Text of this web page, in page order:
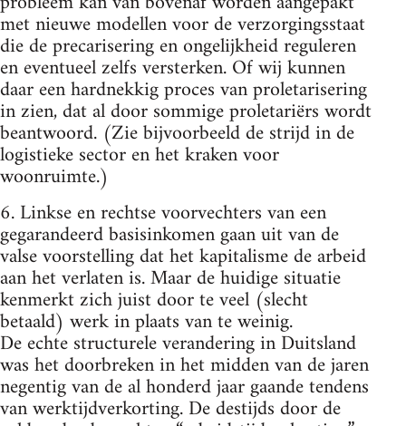
met nieuwe modellen voor de verzorgingsstaat
die de precarisering en ongelijkheid reguleren
en eventueel zelfs versterken. Of wij kunnen
daar een hardnekkig proces van proletarisering
in zien, dat al door sommige proletariërs wordt
beantwoord. (Zie bijvoorbeeld de strijd in de
logistieke sector en het kraken voor
woonruimte.)
6. Linkse en rechtse voorvechters van een
gegarandeerd basisinkomen gaan uit van de
valse voorstelling dat het kapitalisme de arbeid
aan het verlaten is. Maar de huidige situatie
kenmerkt zich juist door te veel (slecht
betaald) werk in plaats van te weinig.
De echte structurele verandering in Duitsland
was het doorbreken in het midden van de jaren
negentig van de al honderd jaar gaande tendens
van werktijdverkorting. De destijds door de